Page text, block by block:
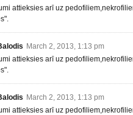
attieksies arī uz
March 2, 2013, 1:13 pm
attieksies arī uz
March 2, 2013, 1:13 pm
attieksies arī uz